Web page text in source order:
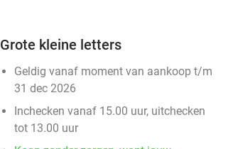
Grote kleine letters
Geldig vanaf moment van aankoop t/m
31 dec 2026
Inchecken vanaf 15.00 uur, uitchecken
tot 13.00 uur